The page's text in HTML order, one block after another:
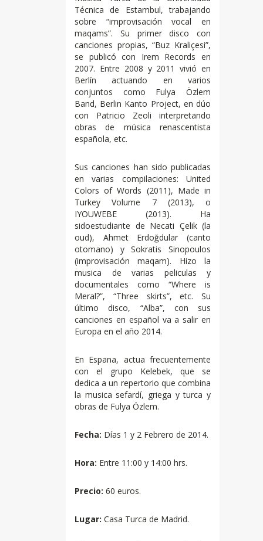
Técnica de Estambul, trabajando
sobre “improvisación vocal en
maqams”. Su primer disco con
canciones propias, “Buz Kraliçesi”,
se publicó con Irem Records en
2007. Entre 2008 y 2011 vivió en
Berlín actuando en varios
conjuntos como Fulya Özlem
Band, Berlin Kanto Project, en dúo
con Patricio Zeoli interpretando
obras de música renascentista
española, etc.
Sus canciones han sido publicadas
en varias compilaciones: United
Colors of Words (2011), Made in
Turkey Volume 7 (2013), o
IYOUWEBE (2013). Ha
sidoestudiante de Necati Çelik (la
oud), Ahmet Erdoğdular (canto
otomano) y Sokratis Sinopoulos
(improvisación maqam). Hizo la
musica de varias peliculas y
documentales como “Where is
Meral?”, “Three skirts”, etc. Su
último disco, “Alba”, con sus
canciones en español va a salir en
Europa en el año 2014.
En Espana, actua frecuentemente
con el grupo Kelebek, que se
dedica a un repertorio que combina
la musica sefardí, griega y turca y
obras de Fulya Özlem.
Fecha: Días 1 y 2 Febrero de 2014.
Hora: Entre 11:00 y 14:00 hrs.
Precio: 60 euros.
Lugar: Casa Turca de Madrid.